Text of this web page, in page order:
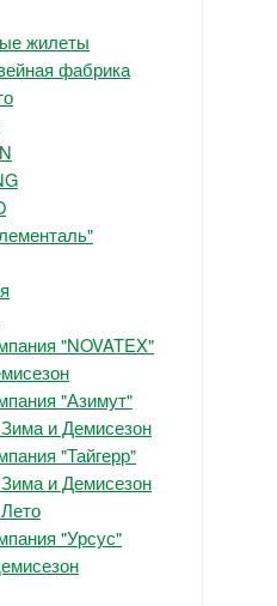
жилеты
фабрика
"NOVATEX"
"Азимут"
и Демисезон
"Тайгерр"
и Демисезон
"Урсус"